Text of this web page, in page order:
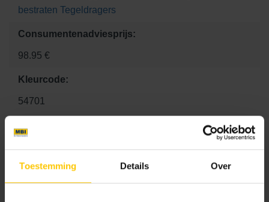
Toestemming Details Over
bestraten Tegeldragers
Consumentenadviesprijs:
98.95 €
Kleurcode:
54701
Maat